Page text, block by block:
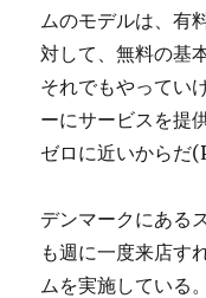
ムのモデルは、有
対して、無料の基
それでもやってい
ーにサービスを提
ゼロに近いからだ
デンマークにある
も週に一度来店す
ムを実施している